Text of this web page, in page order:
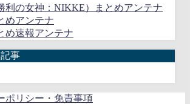
利の女神：NIKKE）まとめアンテナ
めアンテナ
め速報アンテナ
事
ポリシー・免責事項